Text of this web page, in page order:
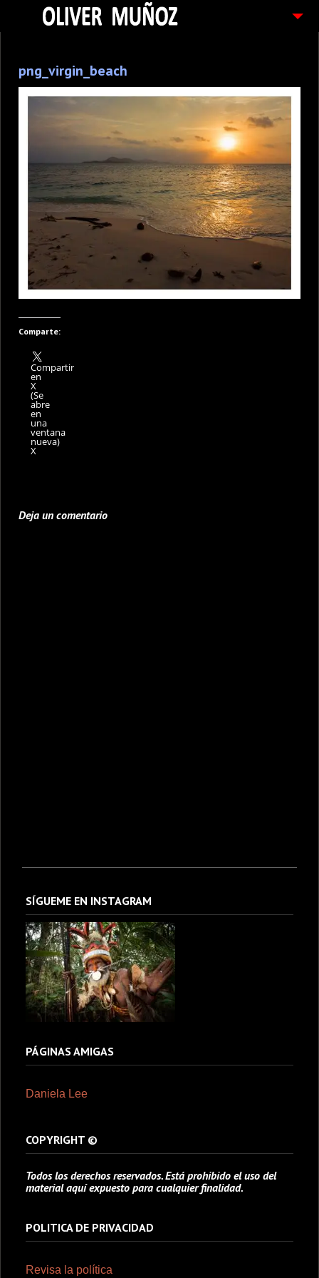
FOTOGRAFIAS
CONTACTO
png_virgin_beach
Comparte:
Compartir
en
X
(Se
abre
en
una
ventana
nueva)
X
Deja un comentario
SÍGUEME EN INSTAGRAM
PÁGINAS AMIGAS
Daniela Lee
COPYRIGHT ©
Todos los derechos reservados. Está prohibido el uso del
material aquí expuesto para cualquier finalidad.
POLITICA DE PRIVACIDAD
Revisa la política